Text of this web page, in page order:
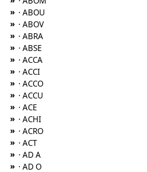
» · ABOU
» · ABOV
» · ABRA
» · ABSE
» · ACCA
» · ACCI
» · ACCO
» · ACCU
» · ACE
» · ACHI
» · ACRO
» · ACT
» · AD A
» · AD O